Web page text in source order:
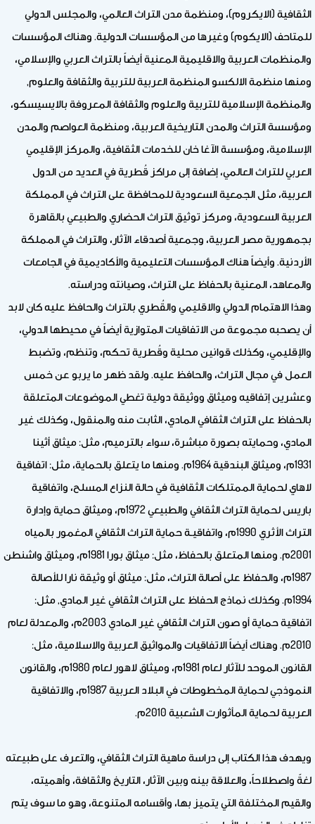
الثقافية (الايكروم)، ومنظمة مدن التراث العالمي، والمجلس الدولي
للمتاحف (الايكوم) وغيرها من المؤسسات الدولية. وهناك المؤسسات
والمنظمات العربية والاقليمية المعنية أيضاً بالتراث العربي والإسلامي،
ومنها منظمة الالكسو المنظمة العربية للتربية والثقافة والعلوم,
والمنظمة الإسلامية للتربية والعلوم والثقافة المعروفة بالايسيسكو،
ومؤسسة التراث والمدن التاريخية العربية، ومنظمة العواصم والمدن
الإسلامية، ومؤسسة الآغا خان للخدمات الثقافية، والمركز الإقليمي
العربي للتراث العالمي، إضافة إلى مراكز قُطرية في العديد من الدول
العربية، مثل الجمعية السعودية للمحافظة على التراث في المملكة
العربية السعودية، ومركز توثيق التراث الحضاري والطبيعي بالقاهرة
بجمهورية مصر العربية، وجمعية أصدقاء الآثار، والتراث في المملكة
الأردنية. وأيضاً هناك المؤسسات التعليمية والأكاديمية في الجامعات
والمعاهد، المعنية بالحفاظ على التراث، وصيانته ودراسته.
وهذا الاهتمام الدولي والاقليمي والقُطري بالتراث والحافظ عليه كان لابد
أن يصحبه مجموعة من الاتفاقيات المتوازية أيضاً في محيطها الدولي،
والإقليمي، وكذلك قوانين محلية وقُطرية تحكم، وتنظم، وتضبط
العمل في مجال التراث، والحافظ عليه. ولقد ظهر ما يربو عن خمس
وعشرين إتفاقيه وميثاق ووثيقة دولية تغطي الموضوعات المتعلقة
بالحفاظ على التراث الثقافي المادي، الثابت منه والمنقول، وكذلك غير
المادي، وحمايته بصورة مباشرة، سواء بالترميم، مثل: ميثاق أثينا
1931م، وميثاق البندقية 1964م. ومنها ما يتعلق بالحماية، مثل: اتفاقية
لاهاي لحماية الممتلكات الثقافية في حالة النزاع المسلح، واتفاقية
باريس لحماية التراث الثقافي والطبيعي 1972م، وميثاق حماية وإدارة
التراث الأثري 1990م، واتفاقيـة حماية التراث الثقافي المغمور بالمياه
2001م. ومنها المتعلق بالحفاظ، مثل: ميثاق بورا 1981م، وميثاق واشنطن
1987م، والحفاظ على أصالة التراث، مثل: ميثاق أو وثيقة نارا للأصالة
1994م. وكذلك نماذج الحفاظ على التراث الثقافي غير المادي, مثل:
اتفاقية حماية أو صون التراث الثقافي غير المادي 2003م، والمعدلة لعام
2010م. وهناك أيضاً الاتفاقيات والمواثيق العربية والاسلامية، مثل:
القانون الموحد للآثار لعام 1981م، وميثاق لاهور لعام 1980م، والقانون
النموذجي لحماية المخطوطات في البلاد العربية 1987م، والاتفاقية
العربية لحماية المأثوارت الشعبية 2010م.
ويهدف هذا الكتاب إلى دراسة ماهية التراث الثقافي، والتعرف على طبيعته
لغةً واصطلاحاً، والعلاقة بينه وبين الآثار، التاريخ والثقافة، وأهميته،
والقيم المختلفة التي يتميز بها، وأقسامه المتنوعة، وهو ما سوف يتم